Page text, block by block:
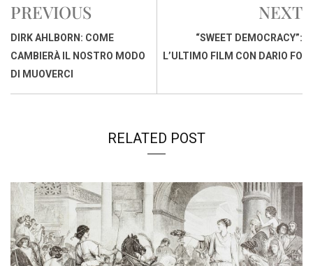
b
o
o
k
s
A
p
d
I
s
n
PREVIOUS
DIRK AHLBORN: COME
CAMBIERÀ IL NOSTRO MODO
DI MUOVERCI
NEXT
“SWEET DEMOCRACY”:
L’ULTIMO FILM CON DARIO FO
RELATED POST